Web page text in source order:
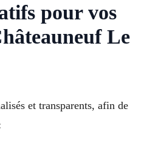
pour vos
Le
et transparents, afin de